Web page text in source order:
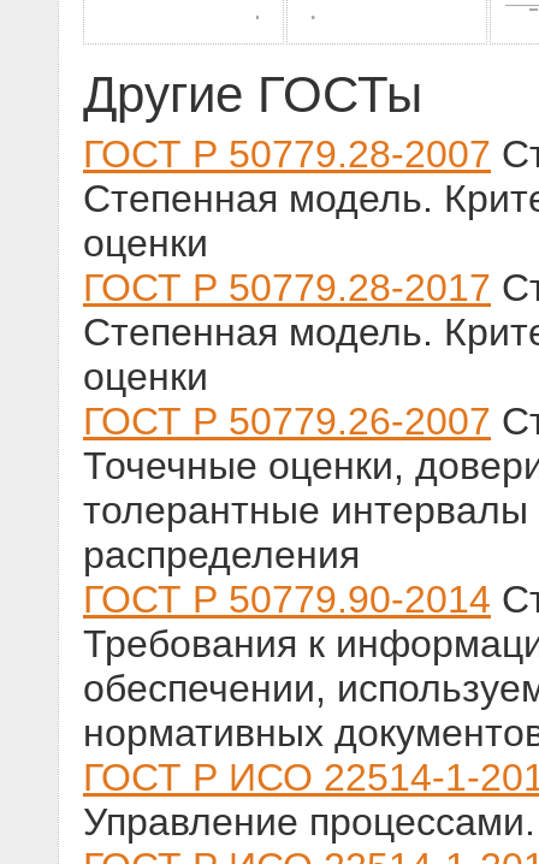
Другие ГОСТы
ГОСТ Р 50779.28-2007
Степенная модель.
оценки
ГОСТ Р 50779.28-2017
Степенная модель.
оценки
ГОСТ Р 50779.26-2007
Точечные оценки,
толерантные интервалы
распределения
ГОСТ Р 50779.90-2014
Требования к
обеспечении,
нормативных
ГОСТ Р ИСО 22514-1-
Управление